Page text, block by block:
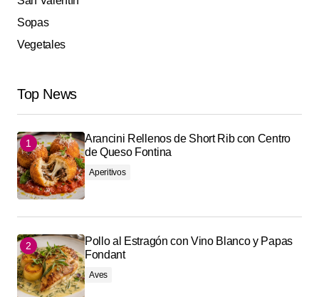
Sopas
Vegetales
Top News
Arancini Rellenos de Short Rib con Centro
de Queso Fontina
Aperitivos
Pollo al Estragón con Vino Blanco y Papas
Fondant
Aves